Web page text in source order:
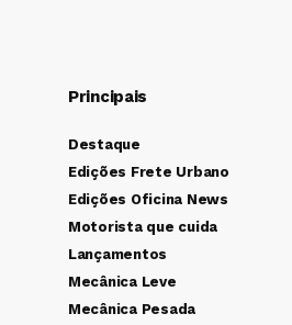
Principais
Destaque
Edições Frete Urbano
Edições Oficina News
Motorista que cuida
Lançamentos
Mecânica Leve
Mecânica Pesada